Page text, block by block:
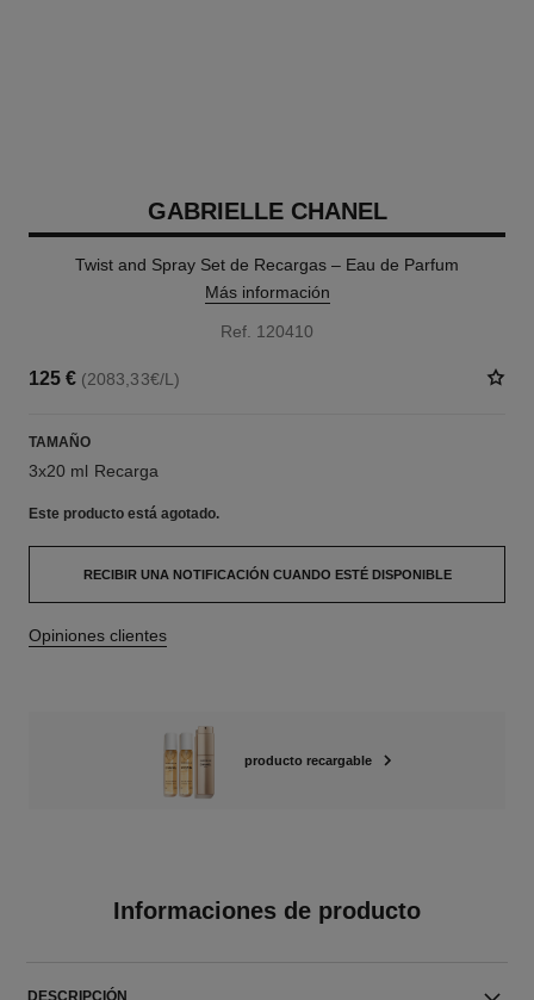
GABRIELLE CHANEL
Twist and Spray Set de Recargas – Eau de Parfum
Más información
Ref. 120410
125 € (2083,33€/L)
TAMAÑO
3x20 ml Recarga
Este producto está agotado.
RECIBIR UNA NOTIFICACIÓN CUANDO ESTÉ DISPONIBLE
Opiniones clientes
producto recargable
Informaciones de producto
DESCRIPCIÓN